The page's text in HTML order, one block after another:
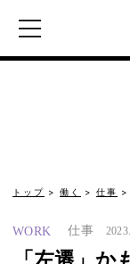
トップ 働く 仕事
WORK 仕事
「左遷」